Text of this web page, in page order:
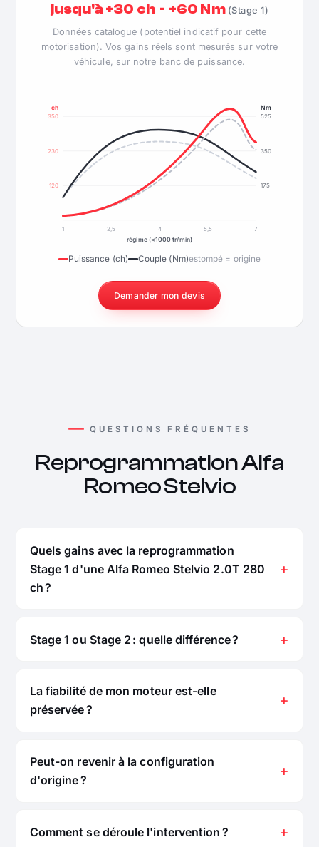
jusqu'à +30 ch · +60 Nm (Stage 1)
Données catalogue (potentiel indicatif pour cette
motorisation). Vos gains réels sont mesurés sur votre
véhicule, sur notre banc de puissance.
120
230
350
175
350
525
ch Nm
1 2,5 4 5,5
7
régime (×1000 tr/min)
Puissance (ch) Couple (Nm)estompé = origine
Demander mon devis
QUESTIONS FRÉQUENTES
Reprogrammation Alfa
Romeo Stelvio
Quels gains avec la reprogrammation
Stage 1 d'une Alfa Romeo Stelvio 2.0T 280
ch ?
Stage 1 ou Stage 2 : quelle différence ?
La fiabilité de mon moteur est-elle
préservée ?
Peut-on revenir à la configuration
d'origine ?
Comment se déroule l'intervention ?